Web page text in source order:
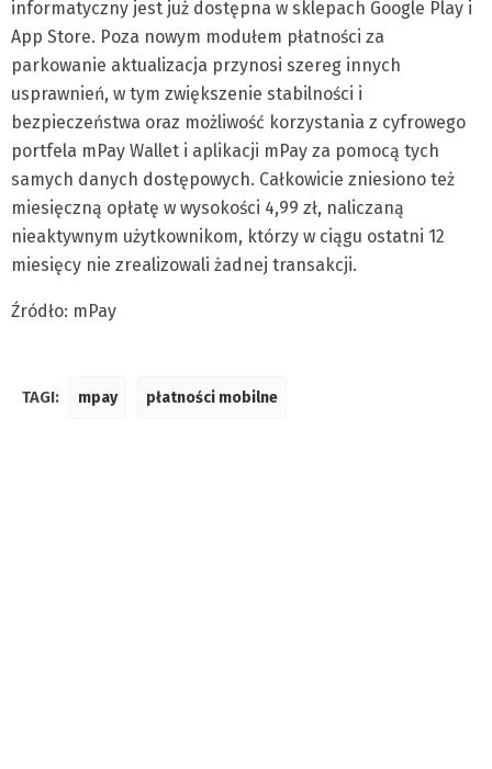
informatyczny jest już dostępna w sklepach Google Play i
App Store. Poza nowym modułem płatności za
parkowanie aktualizacja przynosi szereg innych
usprawnień, w tym zwiększenie stabilności i
bezpieczeństwa oraz możliwość korzystania z cyfrowego
portfela mPay Wallet i aplikacji mPay za pomocą tych
samych danych dostępowych. Całkowicie zniesiono też
miesięczną opłatę w wysokości 4,99 zł, naliczaną
nieaktywnym użytkownikom, którzy w ciągu ostatni 12
miesięcy nie zrealizowali żadnej transakcji.
Źródło: mPay
TAGI: mpay płatności mobilne